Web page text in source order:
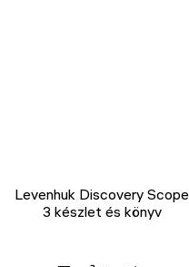
Levenhuk Discovery Scope
3 készlet és könyv